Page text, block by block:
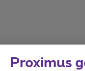
Proximus